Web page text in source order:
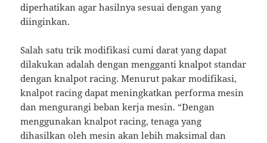
diperhatikan agar hasilnya sesuai dengan yang
diinginkan.
Salah satu trik modifikasi cumi darat yang dapat
dilakukan adalah dengan mengganti knalpot standar
dengan knalpot racing. Menurut pakar modifikasi,
knalpot racing dapat meningkatkan performa mesin
dan mengurangi beban kerja mesin. “Dengan
menggunakan knalpot racing, tenaga yang
dihasilkan oleh mesin akan lebih maksimal dan